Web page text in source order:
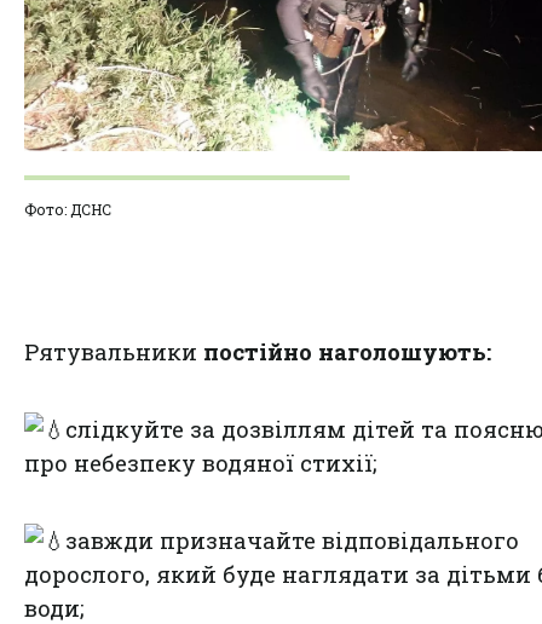
Фото: ДСНС
Рятувальники постійно наголошують:
слідкуйте за дозвіллям дітей та
про небезпеку водяної стихії;
завжди призначайте відповідального
дорослого, який буде наглядати за дітьми
води;